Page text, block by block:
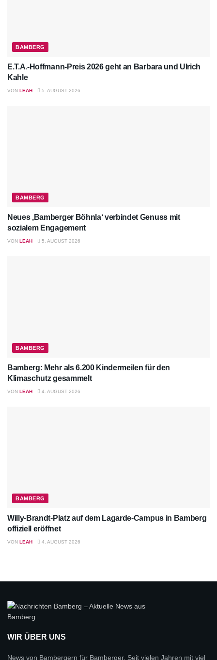
BAMBERG
E.T.A.-Hoffmann-Preis 2026 geht an Barbara und Ulrich
Kahle
VON LEAH 5. AUGUST 2026
BAMBERG
Neues ‚Bamberger Böhnla‘ verbindet Genuss mit
sozialem Engagement
VON LEAH 5. AUGUST 2026
BAMBERG
Bamberg: Mehr als 6.200 Kindermeilen für den
Klimaschutz gesammelt
VON LEAH 4. AUGUST 2026
BAMBERG
Willy-Brandt-Platz auf dem Lagarde-Campus in Bamberg
offiziell eröffnet
VON LEAH 4. AUGUST 2026
WIR ÜBER UNS
News von Bambergern für Bamberger. Seit vielen Jahren mit viel